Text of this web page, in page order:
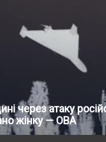
через атаку
жінку — ОВА